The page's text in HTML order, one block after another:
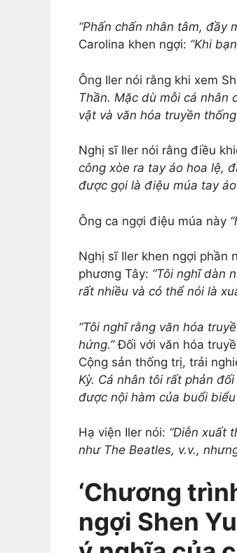
“Phấn chấn nhân tâm, đầy
Carolina khen ngợi: “Khi
Ông Iler nói rằng khi xem
Thần. Mặc dù mỗi cá nhân
vật và văn hóa truyền
Nghị sĩ Iler nói rằng điều
công xòe ra tay áo hoa lệ,
được gọi là điệu múa tay
Ông ca ngợi điệu múa này
Nghị sĩ Iler khen ngợi phần
phương Tây: “Tôi nghĩ dàn
rất nhiều và có thể nói là
“Tôi nghĩ rằng văn hóa
hứng.”Đối với văn hóa
Cộng sản thống trị, trải
Kỳ. Cá nhân tôi rất phản
được nội hàm của buổi biểu
Hạ viện Iler nói: “Diễn xuất
như The Beatles, v.v.,
‘Chương
ngợi Shen